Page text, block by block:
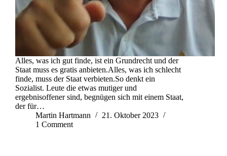
Alles, was ich gut finde, ist ein Grundrecht und der
Staat muss es gratis anbieten.Alles, was ich schlecht
finde, muss der Staat verbieten.So denkt ein
Sozialist. Leute die etwas mutiger und
ergebnisoffener sind, begnügen sich mit einem Staat,
der für…
Martin Hartmann
21. Oktober 2023
1 Comment